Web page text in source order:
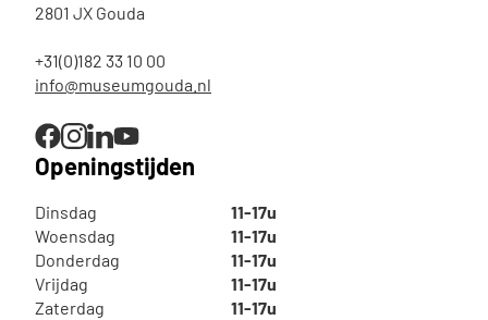
2801 JX Gouda
+31(0)182 33 10 00
info@museumgouda.nl
Openingstijden
Dinsdag
11-17u
Woensdag
11-17u
Donderdag
11-17u
Vrijdag
11-17u
Zaterdag
11-17u